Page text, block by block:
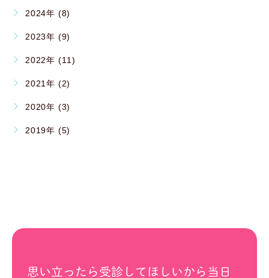
2024年 (8)
2023年 (9)
2022年 (11)
2021年 (2)
2020年 (3)
2019年 (5)
思い立ったら受診してほしいから 当日